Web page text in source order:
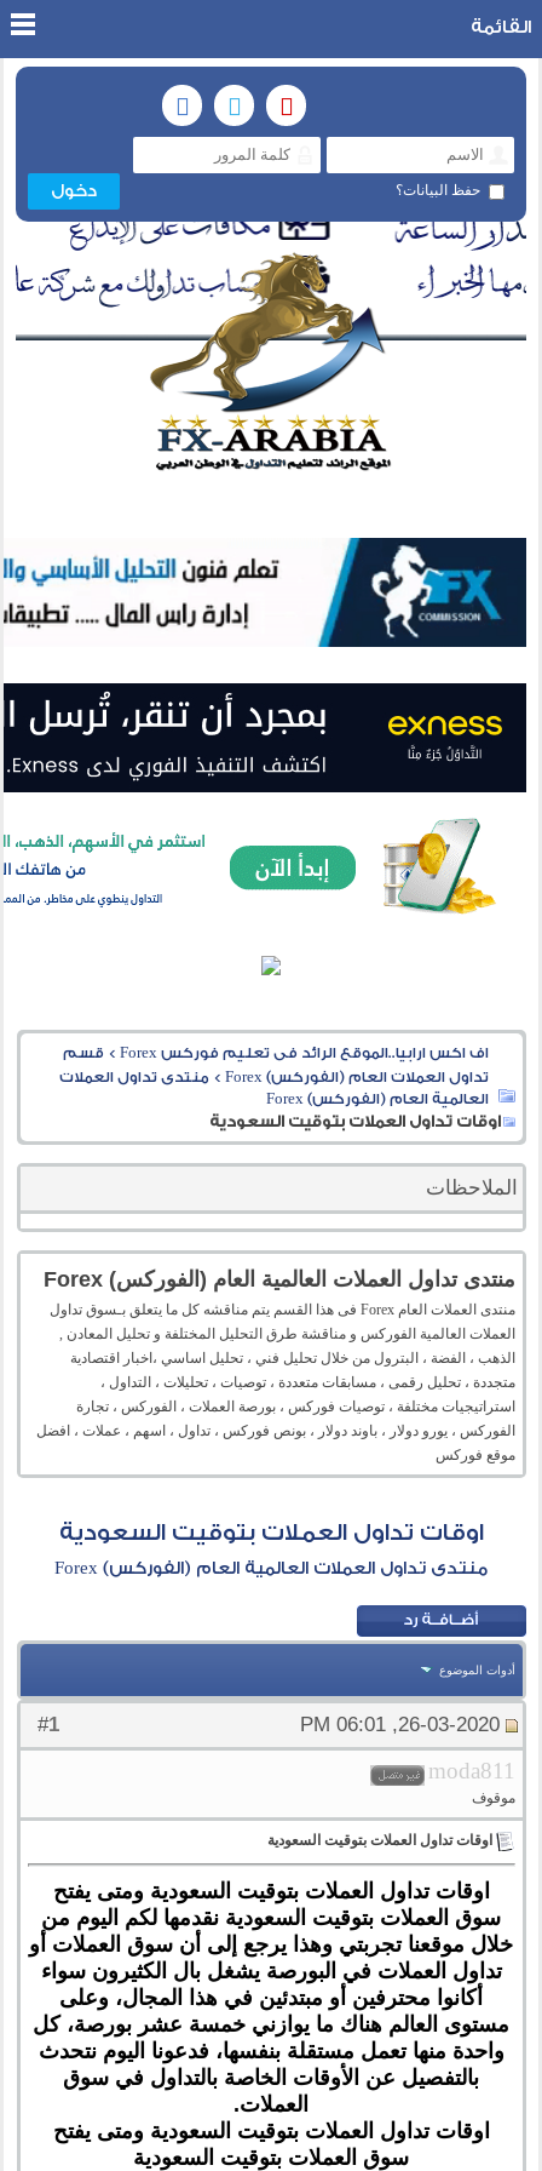
حفظ البيانات؟
القائمة
اف اكس ارابيا..الموقع الرائد فى تعليم فوركس Forex > قسم
تداول العملات العام (الفوركس) Forex
> منتدى تداول العملات
العالمية العام (الفوركس) Forex
اوقات تداول العملات بتوقيت السعودية
الملاحظات
منتدى تداول العملات العالمية العام (الفوركس) Forex
منتدى العملات العام Forex فى هذا القسم يتم مناقشه كل ما يتعلق بـسوق تداول
العملات العالمية الفوركس و مناقشة طرق التحليل المختلفة و تحليل المعادن ,
الذهب ، الفضة ، البترول من خلال تحليل فني ، تحليل اساسي ،اخبار اقتصادية
متجددة ، تحليل رقمى ، مسابقات متعددة ، توصيات ، تحليلات ، التداول ،
استراتيجيات مختلفة ، توصيات فوركس ، بورصة العملات ، الفوركس ، تجارة
الفوركس ، يورو دولار ، باوند دولار ، بونص فوركس ، تداول ، اسهم ، عملات ، افضل
موقع فوركس
اوقات تداول العملات بتوقيت السعودية
منتدى تداول العملات العالمية العام (الفوركس) Forex
أدوات الموضوع
#
1 26-03-2020, 06:01 PM
moda811
موقوف
اوقات تداول العملات بتوقيت السعودية
اوقات تداول العملات بتوقيت السعودية ومتى يفتح
سوق العملات بتوقيت السعودية نقدمها لكم اليوم من
خلال موقعنا تجربتي وهذا يرجع إلى أن سوق العملات أو
تداول العملات في البورصة يشغل بال الكثيرون سواء
أكانوا محترفين أو مبتدئين في هذا المجال، وعلى
مستوى العالم هناك ما يوازني خمسة عشر بورصة، كل
واحدة منها تعمل مستقلة بنفسها، فدعونا اليوم نتحدث
بالتفصيل عن الأوقات الخاصة بالتداول في سوق
العملات.
اوقات تداول العملات بتوقيت السعودية ومتى يفتح
سوق العملات بتوقيت السعودية